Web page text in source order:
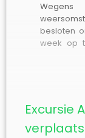
besloten
week op
Excursie